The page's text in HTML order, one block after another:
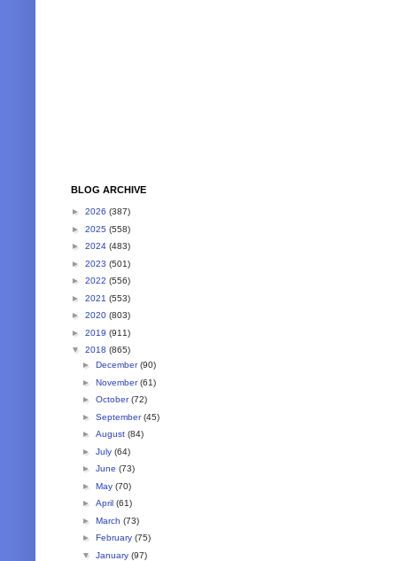
BLOG ARCHIVE
► 2026 (387)
► 2025 (558)
► 2024 (483)
► 2023 (501)
► 2022 (556)
► 2021 (553)
► 2020 (803)
► 2019 (911)
▼ 2018 (865)
► December(90)
► November(61)
► October(72)
► September(45)
► August (84)
► July (64)
► June (73)
► May (70)
► April (61)
► March (73)
► February (75)
▼ January (97)